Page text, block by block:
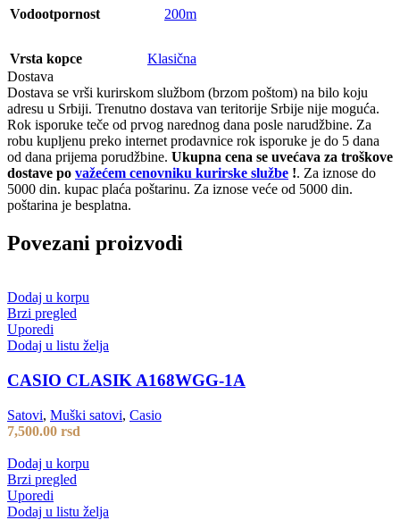
Vodootpornost 200m
Vrsta kopce
Klasična
Dostava
Dostava se vrši kurirskom službom (brzom poštom) na bilo koju
adresu u Srbiji. Trenutno dostava van teritorije Srbije nije moguća.
Rok isporuke teče od prvog narednog dana posle narudžbine. Za
robu kupljenu preko internet prodavnice rok isporuke je do 5 dana
od dana prijema porudžbine. Ukupna cena se uvećava za troškove
dostave po važećem cenovniku kurirske službe !. Za iznose do
5000 din. kupac plaća poštarinu. Za iznose veće od 5000 din.
poštarina je besplatna.
Povezani proizvodi
Dodaj u korpu
Brzi pregled
Uporedi
Dodaj u listu želja
CASIO CLASIK A168WGG-1A
Satovi, Muški satovi, Casio
7,500.00 rsd
Dodaj u korpu
Brzi pregled
Uporedi
Dodaj u listu želja